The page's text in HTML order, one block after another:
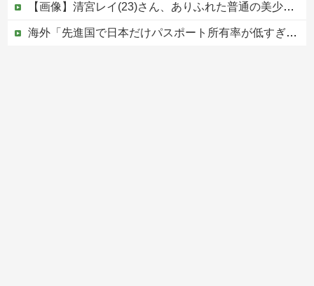
【画像】清宮レイ(23)さん、ありふれた普通の美少女になる
海外「先進国で日本だけパスポート所有率が低すぎる、何故なのか」